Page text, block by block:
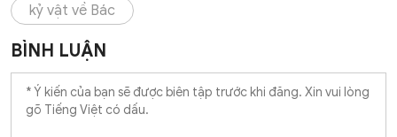
kỷ vật về Bác
BÌNH LUẬN